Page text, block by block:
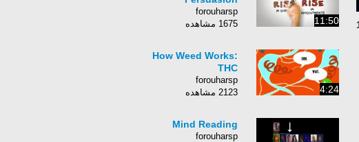
11:50
forouharsp
1675 مشاهده
4:24
How Weed Works:
THC
forouharsp
2123 مشاهده
Mind Reading
forouharsp